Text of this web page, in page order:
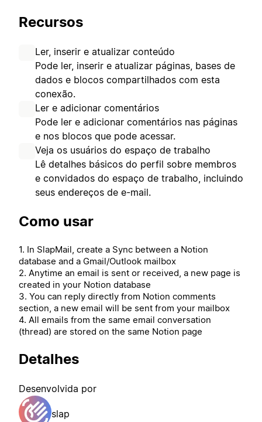
Recursos
Ler, inserir e atualizar conteúdo
Pode ler, inserir e atualizar páginas, bases de
dados e blocos compartilhados com esta
conexão.
Ler e adicionar comentários
Pode ler e adicionar comentários nas páginas
e nos blocos que pode acessar.
Veja os usuários do espaço de trabalho
Lê detalhes básicos do perfil sobre membros
e convidados do espaço de trabalho, incluindo
seus endereços de e-mail.
Como usar
1. In SlapMail, create a Sync between a Notion
database and a Gmail/Outlook mailbox
2. Anytime an email is sent or received, a new page is
created in your Notion database
3. You can reply directly from Notion comments
section, a new email will be sent from your mailbox
4. All emails from the same email conversation
(thread) are stored on the same Notion page
Detalhes
Desenvolvida por
slap